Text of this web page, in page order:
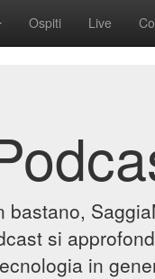
Ospiti Live
bastano,
si
in